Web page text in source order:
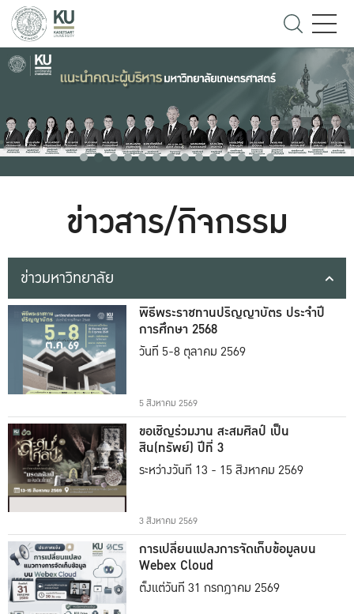
ข่าวสาร/กิจกรรม
ข่าวมหาวิทยาลัย
พิธีพระราชทานปริญญาบัตร ประจำปี
การศึกษา 2568
วันที่ 5-8 ตุลาคม 2569
5 สิงหาคม 2569
ขอเชิญร่วมงาน สะสมศิลป์ เป็น
สิน(ทรัพย์) ปีที่ 3
ระหว่างวันที่ 13 - 15 สิงหาคม 2569
3 สิงหาคม 2569
การเปลี่ยนแปลงการจัดเก็บข้อมูลบน
Webex Cloud
ตั้งแต่วันที่ 31 กรกฎาคม 2569